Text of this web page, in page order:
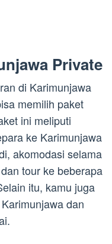
Private
di Karimunjawa
memilih paket
ini meliputi
ke Karimunjawa
akomodasi selama
tour ke beberapa
itu, kamu juga
dan